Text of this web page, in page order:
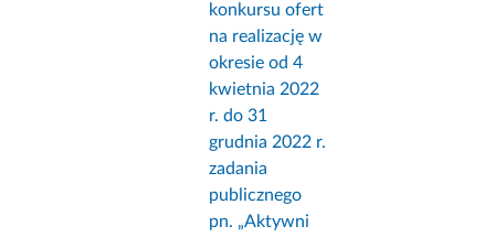
konkursu ofert
na realizację w
okresie od 4
kwietnia 2022
r. do 31
grudnia 2022 r.
zadania
publicznego
pn. „Aktywni